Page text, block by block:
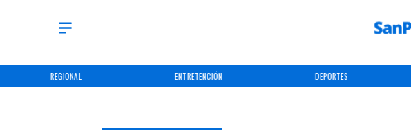
REGIONAL ENTRETENCIÓN DEPORTES